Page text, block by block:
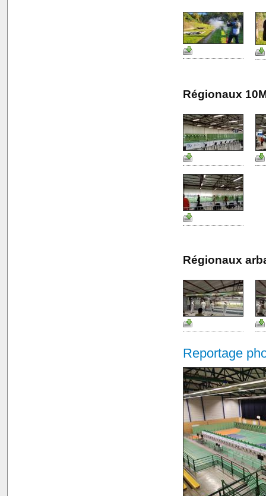
Régionaux
Régionaux
Reportage